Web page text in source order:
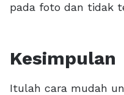
pada foto dan tidak
Kesimpulan
Itulah cara mudah